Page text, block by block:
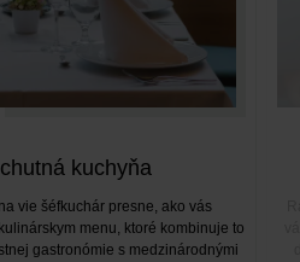
kuchyňa
vie šéfkuchár presne, ako vás
menu, ktoré kombinuje to
gastronómie s medzinárodnými